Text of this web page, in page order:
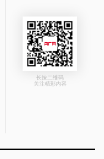
长按二维码
关注精彩内容